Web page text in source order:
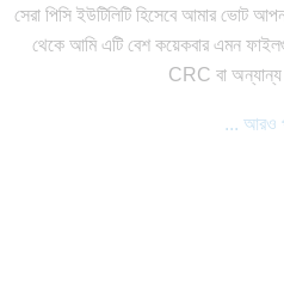
সেরা পিসি ইউটিলিটি হিসেবে আমার ভোট
থেকে আমি এটি বেশ কয়েকবার এমন
CRC বা অন্যান্য
... আরও